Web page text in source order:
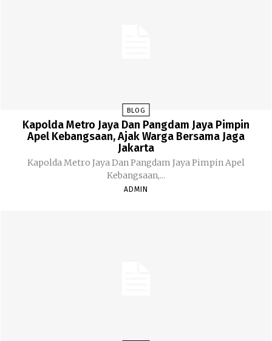
BLOG
Kapolda Metro Jaya Dan Pangdam Jaya Pimpin
Apel Kebangsaan, Ajak Warga Bersama Jaga
Jakarta
Kapolda Metro Jaya Dan Pangdam Jaya Pimpin Apel
Kebangsaan,...
ADMIN